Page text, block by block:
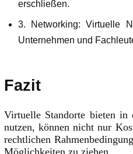
erschließen.
3. Networking: Virtuelle
Unternehmen und
Fazit
Virtuelle Standorte bieten in
nutzen, können nicht nur
rechtlichen
Möglichkeiten zu ziehen.